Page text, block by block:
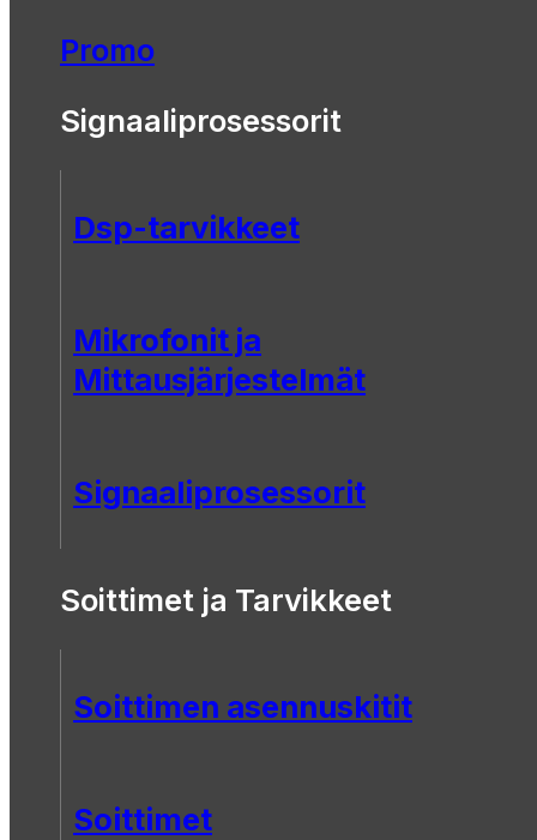
Promo
Signaaliprosessorit
Dsp-tarvikkeet
Mikrofonit ja
Mittausjärjestelmät
Signaaliprosessorit
Soittimet ja Tarvikkeet
Soittimen asennuskitit
Soittimet